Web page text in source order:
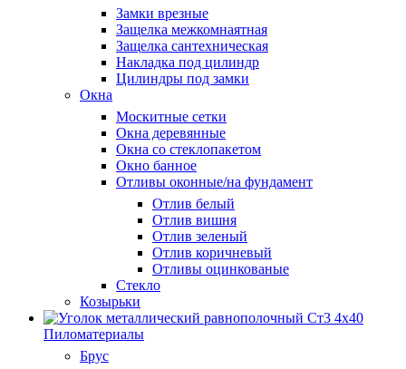
Замки врезные
Защелка межкомнаятная
Защелка сантехническая
Накладка под цилиндр
Цилиндры под замки
Окна
Москитные сетки
Окна деревянные
Окна со стеклопакетом
Окно банное
Отливы оконные/на фундамент
Отлив белый
Отлив вишня
Отлив зеленый
Отлив коричневый
Отливы оцинкованые
Стекло
Козырьки
Пиломатериалы
Брус